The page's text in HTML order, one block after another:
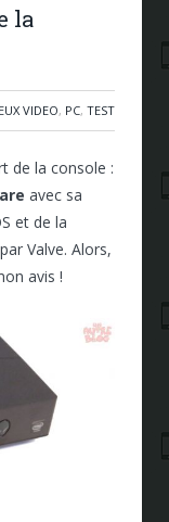
la
VIDEO, PC, TEST
de la console :
avec sa
et de la
Valve. Alors,
avis !